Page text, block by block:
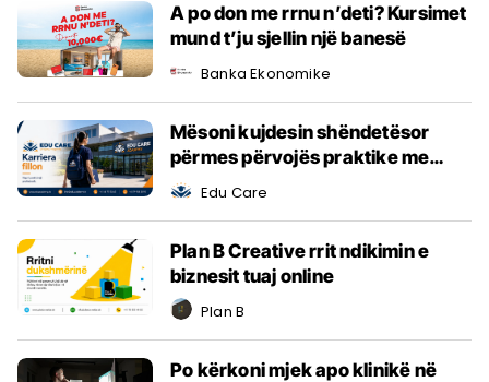
A po don me rrnu n’deti? Kursimet
mund t’ju sjellin një banesë
Banka Ekonomike
Mësoni kujdesin shëndetësor
përmes përvojës praktike me
EduCare
Edu Care
Plan B Creative rrit ndikimin e
biznesit tuaj online
Plan B
Po kërkoni mjek apo klinikë në